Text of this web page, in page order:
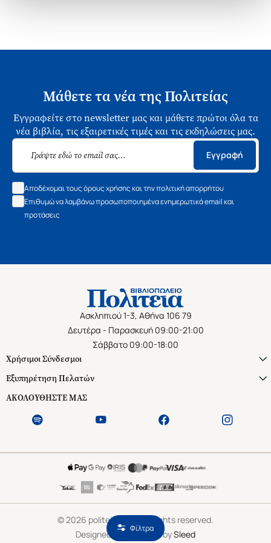
Φίλτρα
Μάθετε τα νέα της Πολιτείας
Εγγραφείτε στο newsletter μας και μάθετε πρώτοι όλα τα
νέα βιβλία, τις εξαιρετικές τιμές και τις εκδηλώσεις μας.
Εγγραφή
Αποδέχομαι τους όρους χρήσης και την πολιτική απορρήτου
Επιθυμώ να λαμβάνω προσωποποιημένα ενημερωτικά email και
προτάσεις
Ασκληπιού 1-3, Αθήνα 106 79
Δευτέρα - Παρασκευή 09:00-21:00
Σάββατο 09:00-18:00
Χρήσιμοι Σύνδεσμοι
Εξυπηρέτηση Πελατών
ΑΚΟΛΟΥΘΗΣΤΕ ΜΑΣ
© 2026 politeianet.gr All rights reserved.
Designed & Developed bySleed